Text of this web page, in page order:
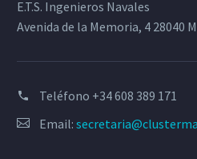
E.T.S. Ingenieros Navales
Avenida de la Memoria, 4 28040
Teléfono +34 608 389 171
Email: